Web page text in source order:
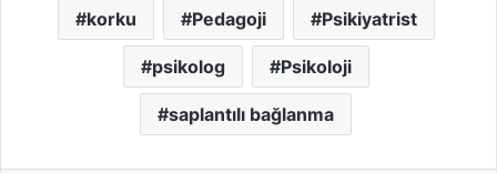
korku Pedagoji Psikiyatrist
psikolog Psikoloji
saplantılı bağlanma